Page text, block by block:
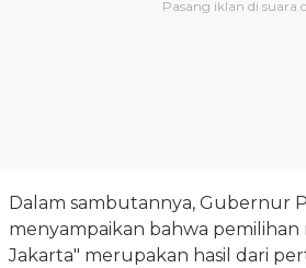
Dalam sambutannya, Gubernur
menyampaikan bahwa pemilihan
Jakarta" merupakan hasil dari